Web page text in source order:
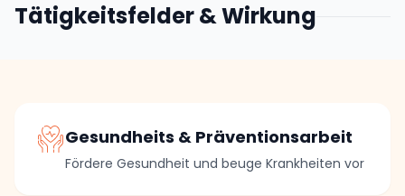
Tätigkeitsfelder & Wirkung
Gesundheits & Präventionsarbeit
Fördere Gesundheit und beuge Krankheiten vor